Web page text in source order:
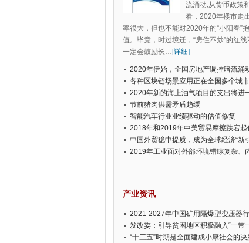
流涌动,从货币政策
看，2020年楼市走
率很大，但也不能对2020年的“小阳春”
值。毕竟，时过境迁，“房住不炒”的红
一定会鼓励长…[详细]
2020年伊始，全国房地产调控暗流涌
各种区块链场景应用正在全国多个城
2020年新的海上油气项目的支出将进
节前猪肉供需矛盾趋缓
智能汽车行业业绩驱动的估值修复
2018年和2019年中美贸易摩擦跌宕起
中国外贸稳中提质，成为全球经济“新
2019年工业面对外部环境错综复杂、
产业资讯
2021-2027年中国矿用隔爆型变压器
投资前景预测报告
发改委：引导贫困地区积极融入“一带
“十三五”时期是全面建成小康社会的